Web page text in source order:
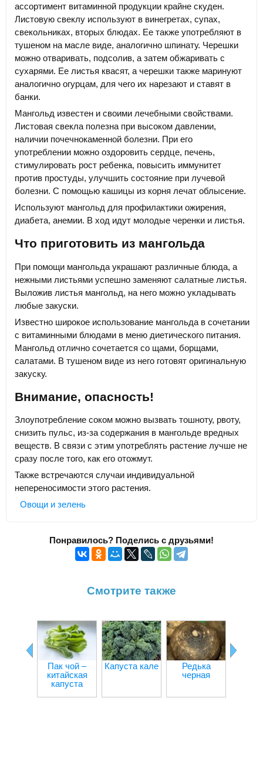
ассортимент витаминной продукции крайне скуден.
Листовую свеклу используют в винегретах, супах,
свекольниках, вторых блюдах. Ее также употребляют в
тушеном на масле виде, аналогично шпинату. Черешки
можно отваривать, подсолив, а затем обжаривать с
сухарями. Ее листья квасят, а черешки также маринуют
аналогично огурцам, для чего их нарезают и ставят в
банки.
Мангольд известен и своими лечебными свойствами.
Листовая свекла полезна при высоком давлении,
наличии почечнокаменной болезни. При его
употреблении можно оздоровить сердце, печень,
стимулировать рост ребенка, повысить иммунитет
против простуды, улучшить состояние при лучевой
болезни. С помощью кашицы из корня лечат облысение.
Используют мангольд для профилактики ожирения,
диабета, анемии. В ход идут молодые черенки и листья.
Что приготовить из мангольда
При помощи мангольда украшают различные блюда, а
нежными листьями успешно заменяют салатные листья.
Выложив листья мангольд, на него можно укладывать
любые закуски.
Известно широкое использование мангольда в сочетании
с витаминными блюдами в меню диетического питания.
Мангольд отлично сочетается со щами, борщами,
салатами. В тушеном виде из него готовят оригинальную
закуску.
Внимание, опасность!
Злоупотребление соком можно вызвать тошноту, рвоту,
снизить пульс, из-за содержания в мангольде вредных
веществ. В связи с этим употреблять растение лучше не
сразу после того, как его отожмут.
Также встречаются случаи индивидуальной
непереносимости этого растения.
Овощи и зелень
Понравилось? Поделись с друзьями!
Смотрите также
Пак чой –
китайская
капуста
Капуста кале
Редька
черная